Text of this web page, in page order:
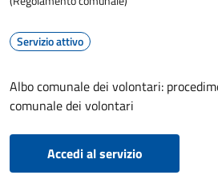
Servizio attivo
Albo comunale dei volontari:
comunale dei volontari
Accedi al servizio